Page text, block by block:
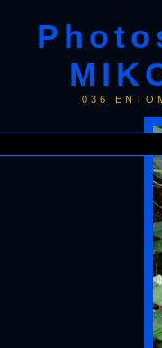
036